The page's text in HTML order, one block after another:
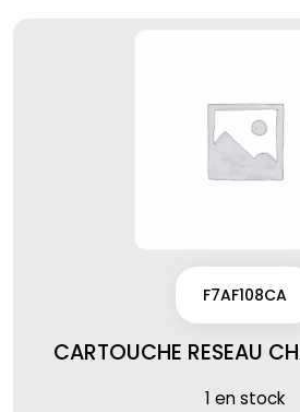
F7AF108CA
CARTOUCHE RESEAU
1 en stock